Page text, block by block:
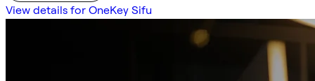
View details for OneKey Sifu